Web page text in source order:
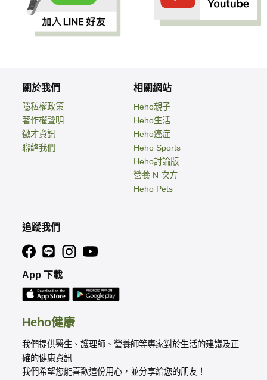
Heho健康
我們提供醫生、護理師、營養師等專家對於生活的建議及正
確的健康資訊
我們希望您能喜歡這份用心，並分享給您的朋友！
關於我們
隱私權政策
著作權聲明
徵才資訊
聯絡我們
相關網站
Heho親子
Heho生活
Heho癌症
Heho Sports
Heho討論版
營養 N 次方
Heho Pets
追蹤我們
App 下載